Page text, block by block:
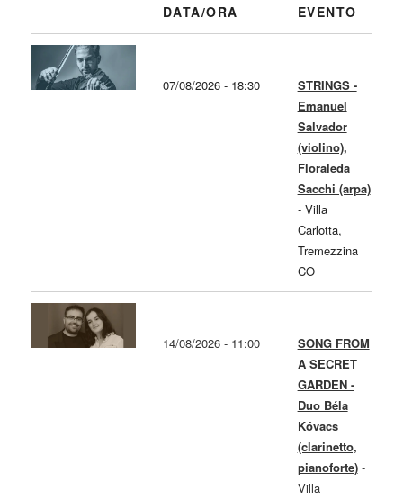
DATA/ORA EVENTO
07/08/2026 - 18:30
STRINGS -
Emanuel
Salvador
(violino),
Floraleda
Sacchi (arpa)
- Villa
Carlotta,
Tremezzina
CO
14/08/2026 - 11:00
SONG FROM
A SECRET
GARDEN -
Duo Béla
Kóvacs
(clarinetto,
pianoforte)-
Villa